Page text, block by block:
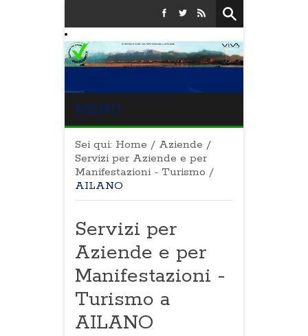
MENU
Sei qui: Home / Aziende /
Servizi per Aziende e per
Manifestazioni - Turismo /
AILANO
Servizi per
Aziende e per
Manifestazioni -
Turismo a
AILANO